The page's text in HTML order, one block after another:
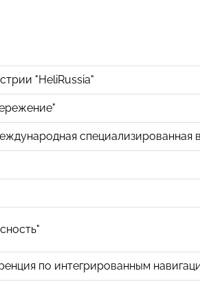
"HeliRussia"
специализированная
по интегрированным